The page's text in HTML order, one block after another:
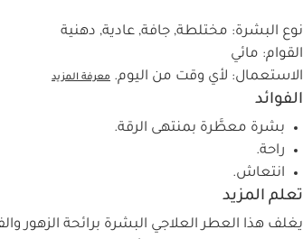
نوع البشرة: مختلطة, جافة, عادية, دهنية
القوام: مائي
الاستعمال: لأي وقت من اليوم. معرفة المزيد
الفوائد
بشرة معطَّرة بمنتهى الرقة.
راحة.
انتعاش.
تعلم المزيد
يغلف هذا العطر العلاجي البشرة برائحة الزهور